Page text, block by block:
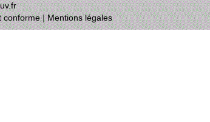
conforme|Mentions légales